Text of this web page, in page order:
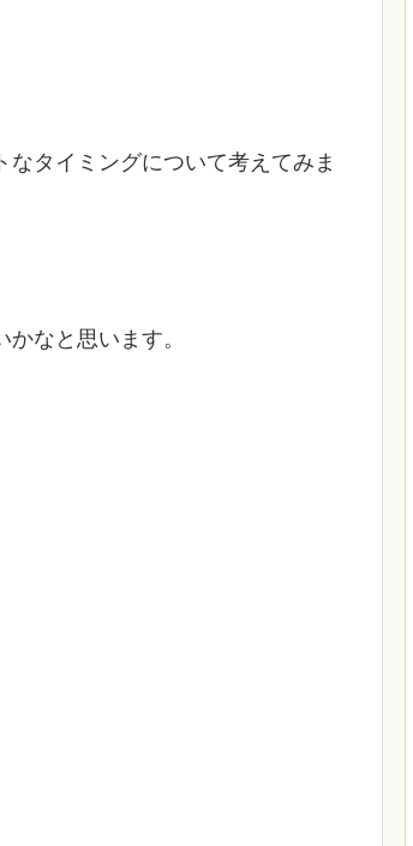
タイミングについて考えてみま
なと思います。